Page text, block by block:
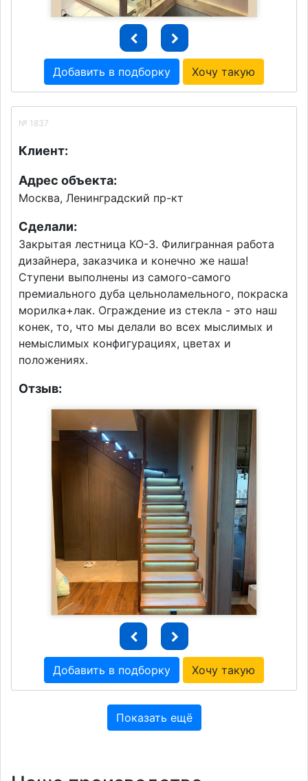
Добавить в подборку Хочу такую
№ 1837
Клиент:
Адрес объекта:
Москва, Ленинградский пр-кт
Сделали:
Закрытая лестница КО-3. Филигранная работа
дизайнера, заказчика и конечно же наша!
Ступени выполнены из самого-самого
премиального дуба цельноламельного, покраска
морилка+лак. Ограждение из стекла - это наш
конек, то, что мы делали во всех мыслимых и
немыслимых конфигурациях, цветах и
положениях.
Отзыв:
Добавить в подборку Хочу такую
Показать ещё